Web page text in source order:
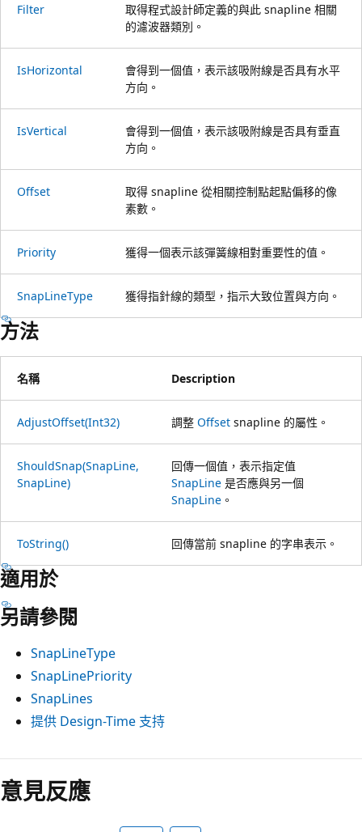
Filter
取得程式設計師定義的與此 snapline 相關
的濾波器類別。
IsHorizontal
會得到一個值，表示該吸附線是否具有水平
方向。
IsVertical
會得到一個值，表示該吸附線是否具有垂直
方向。
Offset
取得 snapline 從相關控制點起點偏移的像
素數。
Priority 獲得一個表示該彈簧線相對重要性的值。
SnapLineType 獲得指針線的類型，指示大致位置與方向。
方法
名稱 Description
AdjustOffset(Int32) 調整 Offset snapline 的屬性。
ShouldSnap(SnapLine,
SnapLine)
回傳一個值，表示指定值
SnapLine 是否應與另一個
SnapLine 。
ToString() 回傳當前 snapline 的字串表示。
適用於
另請參閱
SnapLineType
SnapLinePriority
SnapLines
提供 Design-Time 支持
閱
讀
模
意見反應